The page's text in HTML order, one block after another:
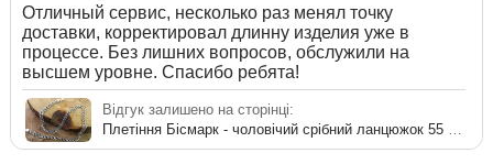
Отличный сервис, несколько раз менял точку
доставки, корректировал длинну изделия уже в
процессе. Без лишних вопросов, обслужили на
высшем уровне. Спасибо ребята!
Відгук залишено на сторінці: